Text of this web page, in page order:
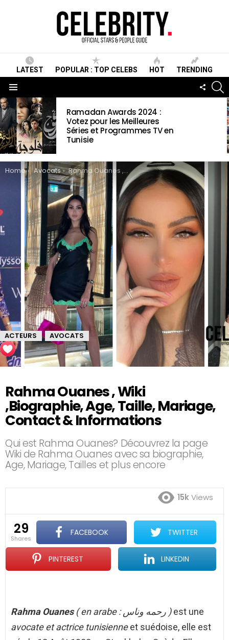
LATEST POPULAR : TOP CELEBS HOT TRENDING
LATEST
STORIES
Ramadan Awards 2024 :
Votez pour les Meilleures
Séries et Programmes TV en
Tunisie
You are here:
Home Avocats Rahma Ouanes , Wiki ,Biographie, Age, Taille, Mariage, Contact & Informations
ACTEURS , AVOCATS
Rahma Ouanes , Wiki
,Biographie, Age, Taille, Mariage,
Contact & Informations
Qui est Rahma Ouanes? Découvrez la page
Wiki de Rahma Ouanes avec sa biographie,
Age, Mariage, Tailles et plus encore
15kViews
29
shares
FACEBOOK TWITTER
PINTEREST LINKEDIN
Rahma Ouanes ( en arabe : رحمه وناس )est une
avocate et actrice tunisienneet suédoise, elle est